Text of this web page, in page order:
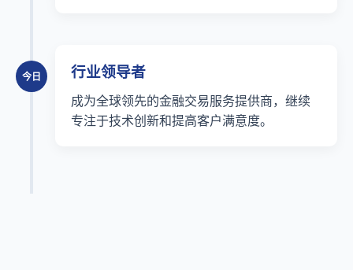
今日 行业领导者
成为全球领先的金融交易服务提供商，继续
专注于技术创新和提高客户满意度。